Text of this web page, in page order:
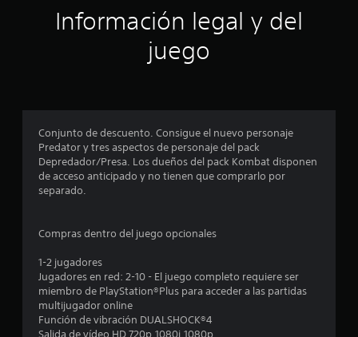
i
o
e
s
l
Información legal y del
juego
Conjunto de descuento. Consigue el nuevo personaje
Predator y tres aspectos de personaje del pack
Depredador/Presa. Los dueños del pack Kombat disponen
de acceso anticipado y no tienen que comprarlo por
separado.
Compras dentro del juego opcionales
1-2 jugadores
Jugadores en red: 2-10 - El juego completo requiere ser
miembro de PlayStation®Plus para acceder a las partidas
multijugador online
Función de vibración DUALSHOCK®4
Salida de vídeo HD 720p,1080i,1080p